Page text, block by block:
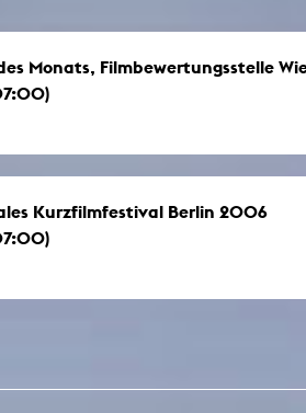
Monats, Filmbewertungsstelle
Kurzfilmfestival Berlin 2006